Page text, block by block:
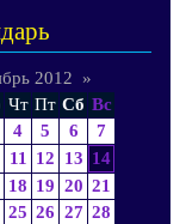
2012
»
Чт Пт Сб Вс
4 5 6
7
11 12 13 14
18 19 20 21
25 26 27 28